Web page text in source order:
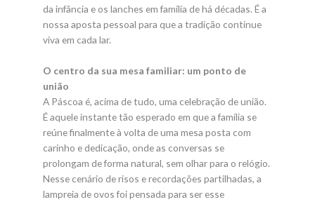
da infância e os lanches em família de há décadas. É a
nossa aposta pessoal para que a tradição continue
viva em cada lar.
O centro da sua mesa familiar: um ponto de
união
A Páscoa é, acima de tudo, uma celebração de união.
É aquele instante tão esperado em que a família se
reúne finalmente à volta de uma mesa posta com
carinho e dedicação, onde as conversas se
prolongam de forma natural, sem olhar para o relógio.
Nesse cenário de risos e recordações partilhadas, a
lampreia de ovos foi pensada para ser esse